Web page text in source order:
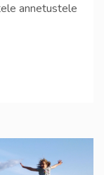
annetustele